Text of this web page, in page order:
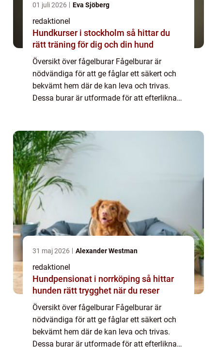
01 juli 2026 Eva Sjöberg
redaktionel
Hundkurser i stockholm så hittar du
rätt träning för dig och din hund
Översikt över fågelburar Fågelburar är
nödvändiga för att ge fåglar ett säkert och
bekvämt hem där de kan leva och trivas.
Dessa burar är utformade för att efterlikna
deras r...
31 maj 2026 Alexander Westman
redaktionel
Hundpensionat i norrköping så hittar
hunden rätt trygghet när du reser
Översikt över fågelburar Fågelburar är
nödvändiga för att ge fåglar ett säkert och
bekvämt hem där de kan leva och trivas.
Dessa burar är utformade för att efterlikna